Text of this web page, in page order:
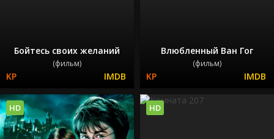
Бойтесь своих желаний
(фильм)
Влюбленный Ван Гог
(фильм)
HD HD